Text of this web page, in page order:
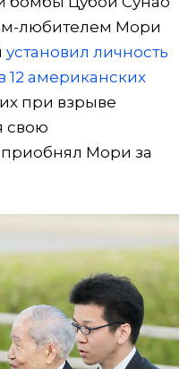
любителем Мори
установил личность
12 американских
при взрыве
свою
Мори за